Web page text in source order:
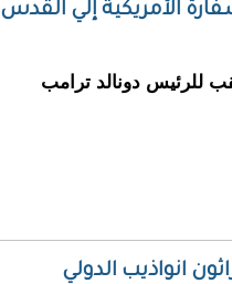
الأمريكية إلي القدس
للرئيس دونالد ترامب